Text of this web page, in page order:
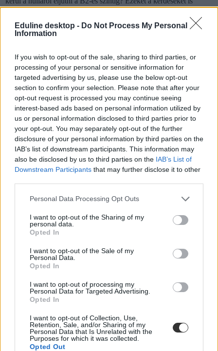
Eduline desktop - Do Not Process My Personal
Information
If you wish to opt-out of the sale, sharing to third parties, or
processing of your personal or sensitive information for
targeted advertising by us, please use the below opt-out
section to confirm your selection. Please note that after your
opt-out request is processed you may continue seeing
interest-based ads based on personal information utilized by
us or personal information disclosed to third parties prior to
your opt-out. You may separately opt-out of the further
disclosure of your personal information by third parties on the
IAB’s list of downstream participants. This information may
also be disclosed by us to third parties on the IAB’s List of
Downstream Participants that may further disclose it to other
Personal Data Processing Opt Outs
I want to opt-out of the Sharing of my
personal data.
Opted In
I want to opt-out of the Sale of my
Personal Data.
Opted In
I want to opt-out of processing my
Personal Data for Targeted Advertising.
Opted In
I want to opt-out of Collection, Use,
Retention, Sale, and/or Sharing of my
Personal Data that Is Unrelated with the
Purposes for which it was collected.
Opted Out
megválaszoljuk aHVG Nyelvtanulás 2022 kiadványában, amely a
legnépszerűbb vizsgatípusokat, megnéztük a feladatokat és az
árakat, sőt még a szakmai és az online nyelvvizsgákat is. A HVG
Nyelvtanulás 2022 kiadványt keressétek az újságárusoknál
rendeljétek meg itt.
Corvinus Egyetem
elte
maszkviselés
kötelező maszkviselés
egyetemi maszkviselés
kötelező maszk egyetem